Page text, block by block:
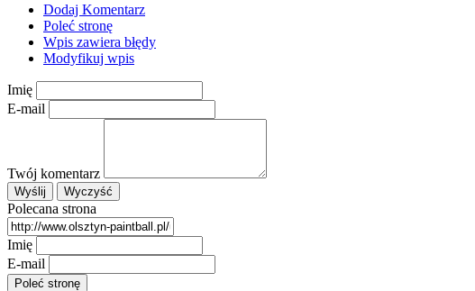
Dodaj Komentarz
Poleć stronę
Wpis zawiera błędy
Modyfikuj wpis
Imię
E-mail
Twój komentarz
Polecana strona
Imię
E-mail